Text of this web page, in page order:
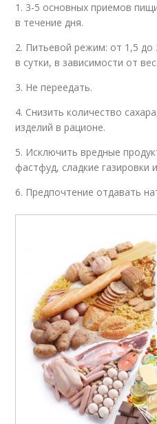
1. 3-5 основных приемов
в течение дня.
2. Питьевой режим: от 1,5
в сутки, в зависимости от
3. Не переедать.
4. Снизить количество
изделий в рационе.
5. Исключить вредные
фастфуд, сладкие газировки
6. Предпочтение отдавать